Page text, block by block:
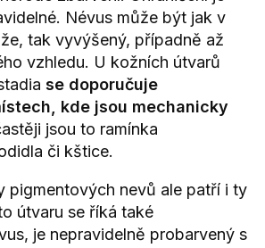
Névus může být jak v
tak vyvýšený, případně až
vzhledu. U kožních útvarů
se doporučuje
kde jsou mechanicky
jsou to ramínka
či kštice.
pigmentových nevů ale patří i ty
útvaru se říká také
je nepravidelně probarvený s